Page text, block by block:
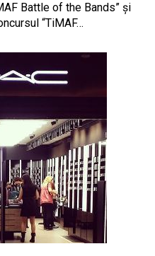
Battle of the Bands” şi
“TiMAF…